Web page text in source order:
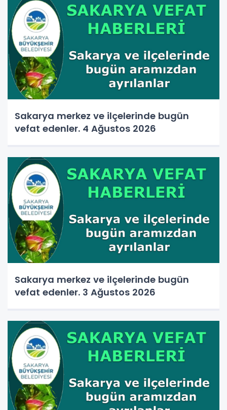
Sakarya merkez ve ilçelerinde bugün
vefat edenler. 4 Ağustos 2026
Sakarya merkez ve ilçelerinde bugün
vefat edenler. 3 Ağustos 2026